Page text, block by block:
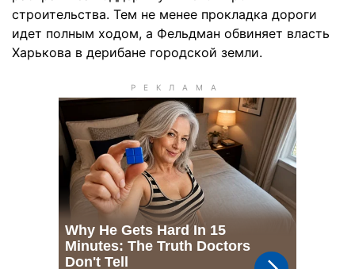
строительства. Тем не менее прокладка дороги
идет полным ходом, а Фельдман обвиняет власть
Харькова в дерибане городской земли.